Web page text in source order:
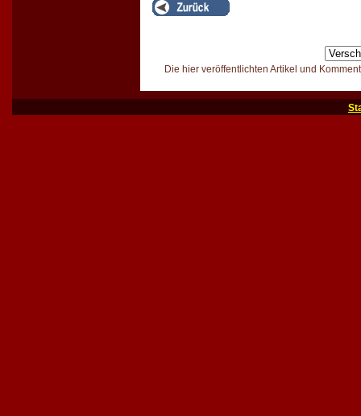
Die hier veröffentlichten Artikel und